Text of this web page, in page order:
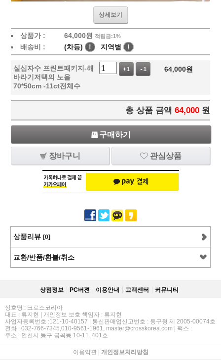
상세보기
상품가 : 64,000원 적립금:1%
배송비 : (차등) ! 지역별 !
실십자수 프린트패키지-해
바라기저택의 노을
70*50cm -11ct전체수
+1 -1 64,000원
총 상품 금액 64,000 원
구매하기
장바구니 관심상품
상품리뷰 [0]
교환/반품/환불/취소
상점정보 PC버젼 이용안내 고객센터 커뮤니티
상호명 : 크로스코리아
대표 : 류지현 | 개인정보 보호 책임자 : 류지현
사업자등록번호 :121-10-40157 | 통신판매업신고번호 : 동구청 제 2005-00074호
전화 : 032-766-7345,010-9561-1961, master@crosskorea.com | 팩스 :
주소 : 인천시 동구 금곡동 10-11. 401호
이용약관| 개인정보처리방침